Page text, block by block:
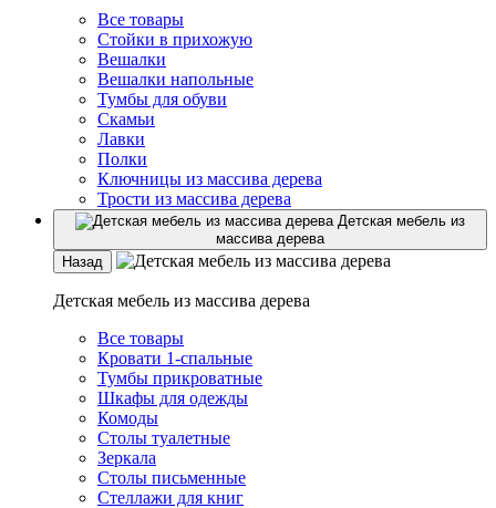
Все товары
Стойки в прихожую
Вешалки
Вешалки напольные
Тумбы для обуви
Скамьи
Лавки
Полки
Ключницы из массива дерева
Трости из массива дерева
Детская мебель из
массива дерева
Назад
Детская мебель из массива дерева
Все товары
Кровати 1-спальные
Тумбы прикроватные
Шкафы для одежды
Комоды
Столы туалетные
Зеркала
Столы письменные
Стеллажи для книг